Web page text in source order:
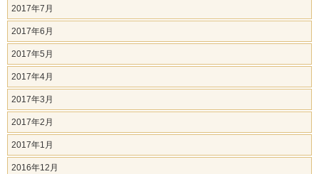
2017年7月
2017年6月
2017年5月
2017年4月
2017年3月
2017年2月
2017年1月
2016年12月